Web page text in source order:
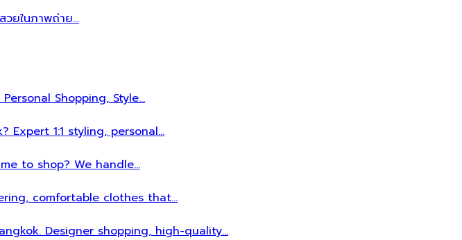
วยในภาพถ่าย…
Shopping, Style…
Expert 1:1 styling, personal…
to shop? We handle…
comfortable clothes that…
Designer shopping, high-quality…